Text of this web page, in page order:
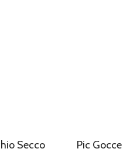
Secco Pic